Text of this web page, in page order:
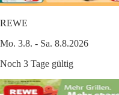
REWE
Mo. 3.8. - Sa. 8.8.2026
Noch 3 Tage gültig